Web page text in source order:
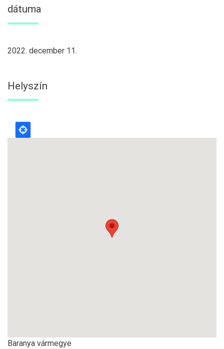
dátuma
2022. december 11.
Helyszín
Baranya vármegye